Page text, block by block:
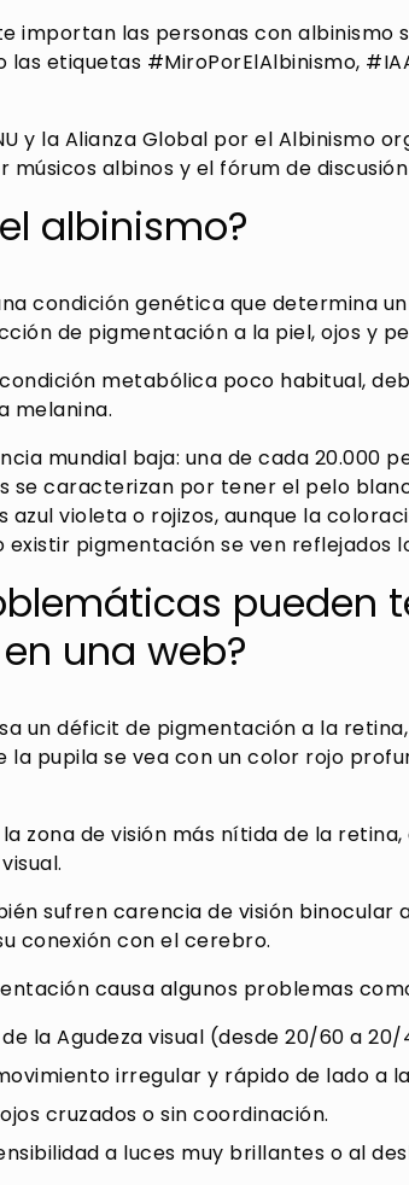
importan las personas con
las etiquetas #MiroPorElAlbinismo,
y la Alianza Global por el Albinismo
albinos y el fórum de discusión
albinismo?
condición genética que determina
de pigmentación a la piel, ojos y
metabólica poco habitual,
melanina.
mundial baja: una de cada 20.000
se caracterizan por tener el pelo
azul violeta o rojizos, aunque la
existir pigmentación se ven reflejados
pueden
una web?
un déficit de pigmentación a la
la pupila se vea con un color rojo
la zona de visión más nítida de la
sufren carencia de visión
conexión con el cerebro.
causa algunos problemas
la Agudeza visual (desde 20/60 a
irregular y rápido de lado a
cruzados o sin coordinación.
a luces muy brillantes o al